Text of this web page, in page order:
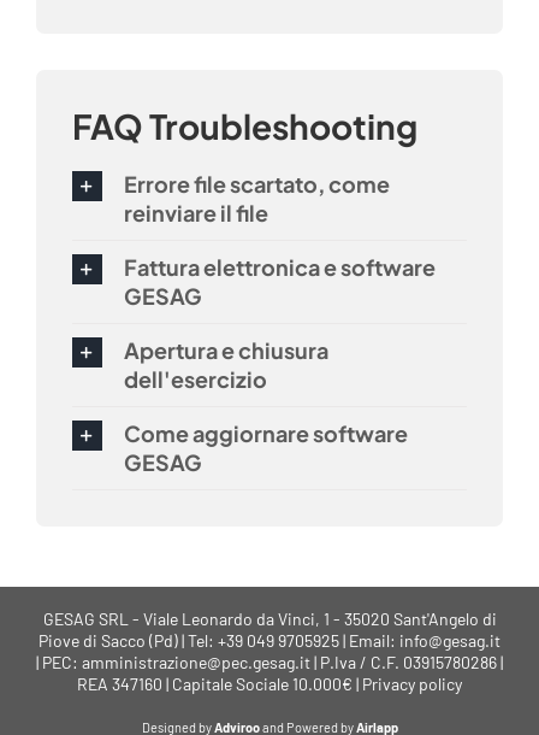
FAQ Troubleshooting
Errore file scartato, come
reinviare il file
Fattura elettronica e software
GESAG
Apertura e chiusura
dell'esercizio
Come aggiornare software
GESAG
GESAG SRL - Viale Leonardo da Vinci, 1 - 35020 Sant'Angelo di
Piove di Sacco (Pd) | Tel: +39 049 9705925 | Email: info@gesag.it
| PEC: amministrazione@pec.gesag.it | P.Iva / C.F. 03915780286 |
REA 347160 | Capitale Sociale 10.000€ | Privacy policy
Designed byAdvirooand Powered byAirlapp